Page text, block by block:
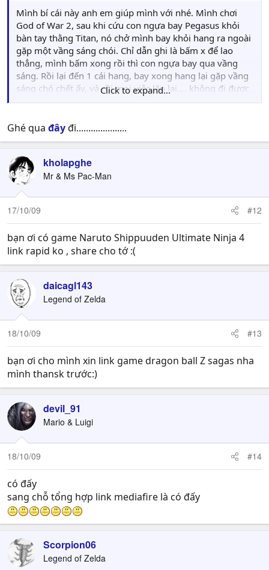
Mình bí cái này anh em giúp mình với nhé. Mình chơi
God of War 2, sau khi cứu con ngựa bay Pegasus khỏi
bàn tay thằng Titan, nó chở mình bay khỏi hang ra ngoài
gặp một vầng sáng chói. Chỉ dẫn ghi là bấm x để lao
thẳng, mình bấm xong rồi thì con ngựa bay qua vầng
sáng. Rồi lại đến 1 cái hang, bay xong hang lại gặp vầng
sáng chó chết ấy, và rồi mọi việc lặp lại.... không đi được
nữa. Hướng dẫn có ghi rõ khi ra ngoài hang sẽ đánh mấy
....
Click to expand...
Ghé qua đâyđi.....................
kholapghe
Mr & Ms Pac-Man
17/10/09 #12
bạn ơi có game Naruto Shippuuden Ultimate Ninja 4
link rapid ko , share cho tớ :(
daicagl143
Legend of Zelda
18/10/09 #13
bạn ơi cho mình xin link game dragon ball Z sagas nha
mình thansk trước:)
devil_91
Mario & Luigi
18/10/09 #14
có đấy
sang chỗ tổng hợp link mediafire là có đấy
Scorpion06
Legend of Zelda